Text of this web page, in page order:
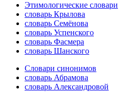
Этимологические словари
словарь Крылова
словарь Семёнова
словарь Успенского
словарь Фасмера
словарь Шанского
Словари синонимов
словарь Абрамова
словарь Александровой